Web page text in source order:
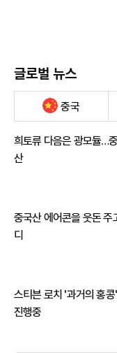
글로벌 뉴스
중국
희토류 다음은 광모듈…
산
중국산 에어콘을 웃돈 주
디
스티븐 로치 '과거의 홍
진행중